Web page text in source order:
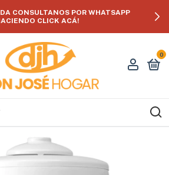
CONSULTANOS POR WHATSAPP
CLICK ACÁ!
0